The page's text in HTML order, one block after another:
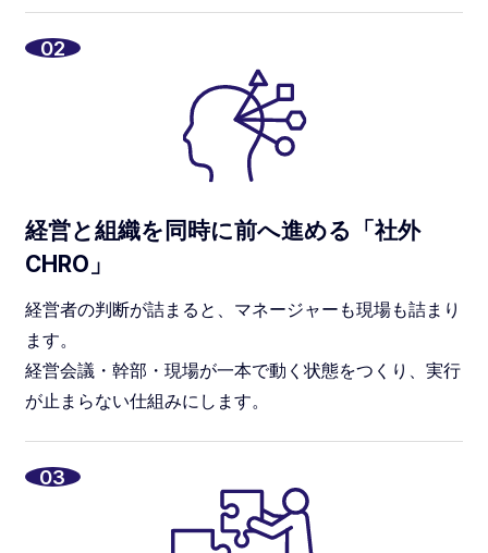
02
経営と組織を同時に前へ進める「社外
CHRO」
経営者の判断が詰まると、マネージャーも現場も詰まり
ます。
経営会議・幹部・現場が一本で動く状態をつくり、実行
が止まらない仕組みにします。
03